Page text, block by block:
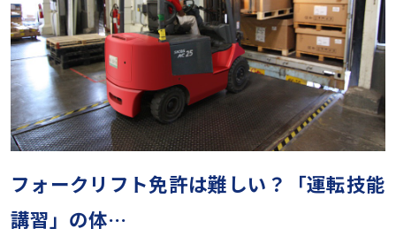
フォークリフト免許は難しい？「運転技能
講習」の体…